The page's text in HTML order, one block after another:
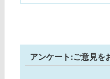
アンケート:ご意見を